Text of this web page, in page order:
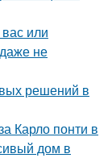
или
не
решений в
Карло понти в
дом в